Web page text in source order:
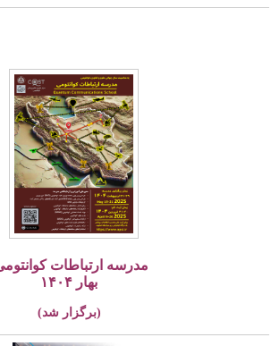
مدرسه ارتباطات کوانتومی،
بهار ۱۴۰۴
(برگزار شد)